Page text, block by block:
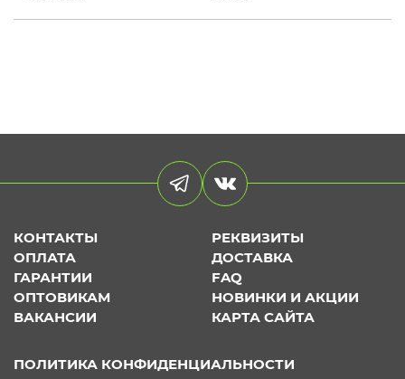
КОНТАКТЫ
РЕКВИЗИТЫ
ОПЛАТА
ДОСТАВКА
ГАРАНТИИ
FAQ
ОПТОВИКАМ
НОВИНКИ И АКЦИИ
ВАКАНСИИ
КАРТА САЙТА
ПОЛИТИКА КОНФИДЕНЦИАЛЬНОСТИ